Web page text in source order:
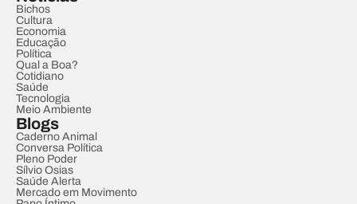
Bichos
Cultura
Economia
Educação
Política
Qual a Boa?
Cotidiano
Saúde
Tecnologia
Meio Ambiente
Blogs
Caderno Animal
Conversa Política
Pleno Poder
Sílvio Osias
Saúde Alerta
Mercado em Movimento